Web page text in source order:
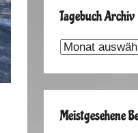
Tagebuch Archiv
Tagebuch
Meistgesehene